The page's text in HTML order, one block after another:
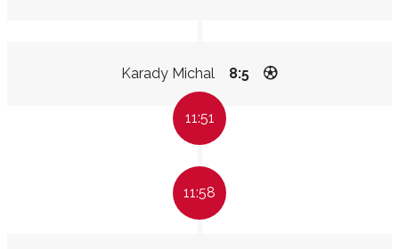
Karady Michal 8:5
11:51
11:58